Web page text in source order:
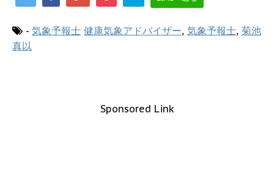
- 気象予報士 健康気象アドバイザー, 気象予報士, 菊池
真以
Sponsored Link